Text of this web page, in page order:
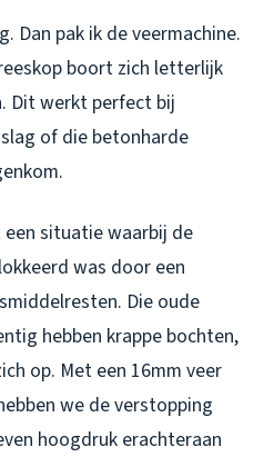
Dan pak ik de veermachine.
boort zich letterlijk
Dit werkt perfect bij
of die betonharde
situatie waarbij de
was door een
Die oude
hebben krappe bochten,
op. Met een 16mm veer
we de verstopping
hoogdruk erachteraan